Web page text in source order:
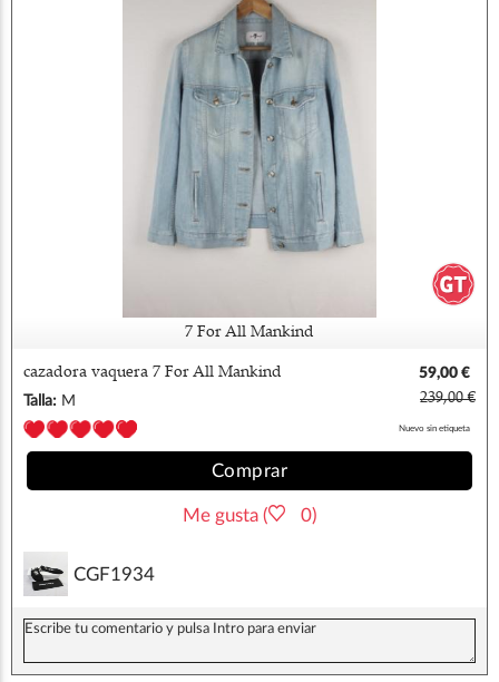
7 For All Mankind
cazadora vaquera 7 For All Mankind
59,00 €
Talla: M 239,00 €
Nuevo sin etiqueta
Comprar
Me gusta ( 0)
CGF1934